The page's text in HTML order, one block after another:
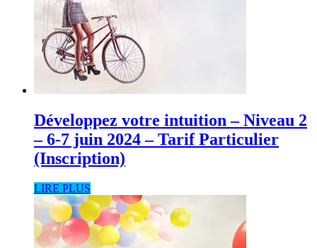
Développez votre intuition – Niveau 2
– 6-7 juin 2024 – Tarif Particulier
(Inscription)
LIRE PLUS